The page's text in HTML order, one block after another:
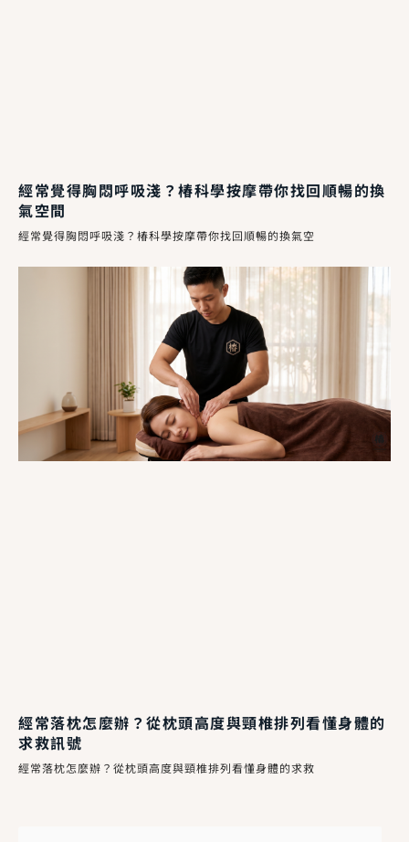
經常覺得胸悶呼吸淺？椿科學按摩帶你找回順暢的換
氣空間
經常覺得胸悶呼吸淺？椿科學按摩帶你找回順暢的換氣空
經常落枕怎麼辦？從枕頭高度與頸椎排列看懂身體的
求救訊號
經常落枕怎麼辦？從枕頭高度與頸椎排列看懂身體的求救